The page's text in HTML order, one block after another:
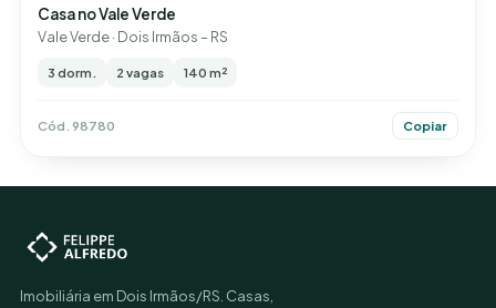
Casa no Vale Verde
Vale Verde · Dois Irmãos – RS
3 dorm. 2 vagas 140 m²
Cód. 98780 Copiar
Imobiliária em Dois Irmãos/RS. Casas,